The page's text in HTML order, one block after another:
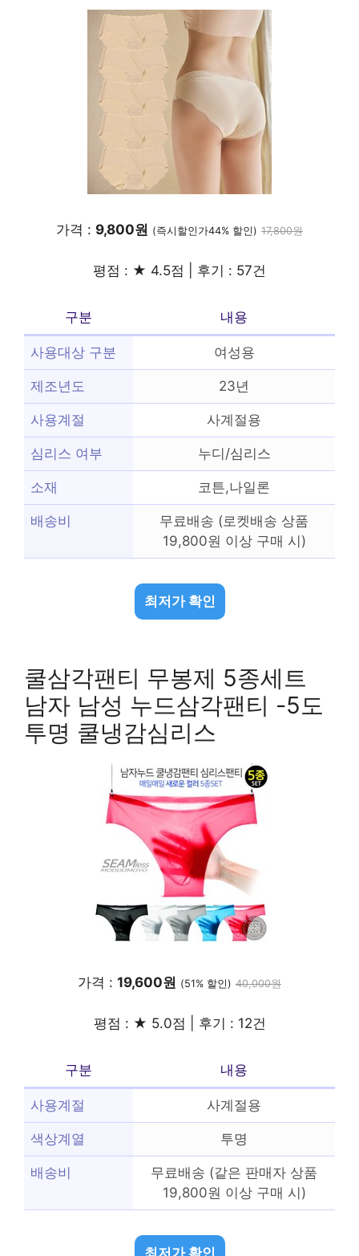
가격 : 9,800원 (즉시할인가44% 할인) 17,800원
평점 : ★ 4.5점 | 후기 : 57건
구분 내용
사용대상 구분 여성용
제조년도 23년
사용계절 사계절용
심리스 여부 누디/심리스
소재 코튼,나일론
배송비
무료배송 (로켓배송 상품
19,800원 이상 구매 시)
최저가 확인
쿨삼각팬티 무봉제 5종세트
남자 남성 누드삼각팬티 -5도
투명 쿨냉감심리스
가격 : 19,600원 (51% 할인) 40,000원
평점 : ★ 5.0점 | 후기 : 12건
구분 내용
사용계절 사계절용
색상계열 투명
배송비
무료배송 (같은 판매자 상품
19,800원 이상 구매 시)
최저가 확인